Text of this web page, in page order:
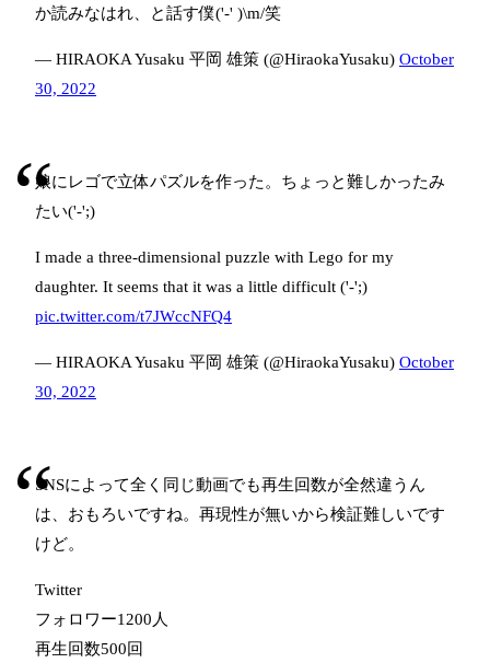
か読みなはれ、と話す僕('-' )\m/笑
— HIRAOKA Yusaku 平岡 雄策 (@HiraokaYusaku) October
30, 2022
娘にレゴで立体パズルを作った。ちょっと難しかったみ
たい('-';)
I made a three-dimensional puzzle with Lego for my
daughter. It seems that it was a little difficult ('-';)
pic.twitter.com/t7JWccNFQ4
— HIRAOKA Yusaku 平岡 雄策 (@HiraokaYusaku) October
30, 2022
SNSによって全く同じ動画でも再生回数が全然違うん
は、おもろいですね。再現性が無いから検証難しいです
けど。
Twitter
フォロワー1200人
再生回数500回